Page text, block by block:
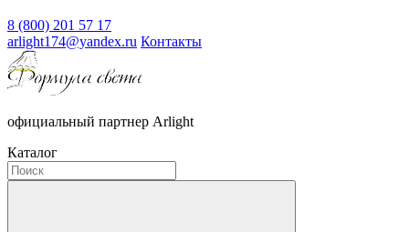
8 (800) 201 57 17
arlight174@yandex.ru Контакты
официальный партнер Arlight
Каталог